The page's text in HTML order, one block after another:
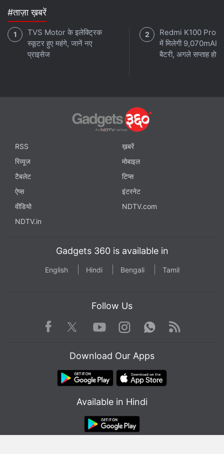
#ताज़ा ख़बरें
TVS Motor के इलेक्ट्रिक
स्कूटर हुए महंगे, जानें नए
प्राइसेज
Redmi K100 Pro
में मिलेगी 9,070mAh
बैटरी, अगले सप्ताह होगा
RSS
ख़बरें
रिव्यूज
मोबाइल
टैबलेट
टिप्स
ऐप्स
इंटरनेट
वीडियो
NDTV.com
NDTV.in
Gadgets 360 is available in
English Hindi Bengali Tamil
Follow Us
Facebook TwitterYoutube
Instagram WhatsApp
Rss
Download Our Apps
Available in Hindi